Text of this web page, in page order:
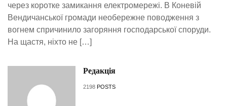
через коротке замикання електромережі. В Коневій
Вендичанської громади необережне поводження з
вогнем спричинило загоряння господарської споруди.
На щастя, ніхто не […]
Редакція
2198 POSTS